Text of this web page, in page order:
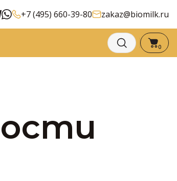
+7 (495) 660-39-80 zakaz@biomilk.ru
0